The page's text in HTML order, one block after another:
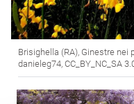
Brisighella (RA), Ginestre nei
danieleg74, CC_BY_NC_SA